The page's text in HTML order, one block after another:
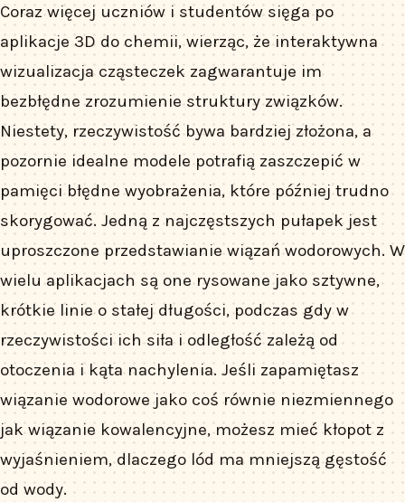
Coraz więcej uczniów i studentów sięga po
aplikacje 3D do chemii, wierząc, że interaktywna
wizualizacja cząsteczek zagwarantuje im
bezbłędne zrozumienie struktury związków.
Niestety, rzeczywistość bywa bardziej złożona, a
pozornie idealne modele potrafią zaszczepić w
pamięci błędne wyobrażenia, które później trudno
skorygować. Jedną z najczęstszych pułapek jest
uproszczone przedstawianie wiązań wodorowych. W
wielu aplikacjach są one rysowane jako sztywne,
krótkie linie o stałej długości, podczas gdy w
rzeczywistości ich siła i odległość zależą od
otoczenia i kąta nachylenia. Jeśli zapamiętasz
wiązanie wodorowe jako coś równie niezmiennego
jak wiązanie kowalencyjne, możesz mieć kłopot z
wyjaśnieniem, dlaczego lód ma mniejszą gęstość
od wody.